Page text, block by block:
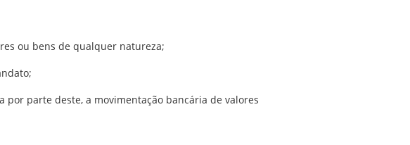
ou bens de qualquer natureza;
parte deste, a movimentação bancária de valores